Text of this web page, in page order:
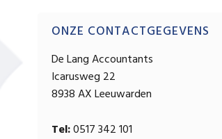
ONZE CONTACTGEGEVENS
De Lang Accountants
Icarusweg 22
8938 AX Leeuwarden
Tel:0517 342 101